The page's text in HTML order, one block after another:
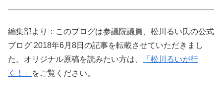
編集部より：このブログは参議院議員、松川るい氏の公式
ブログ 2018年6月8日の記事を転載させていただきまし
た。オリジナル原稿を読みたい方は、
「松川るいが行
く！」
をご覧ください。